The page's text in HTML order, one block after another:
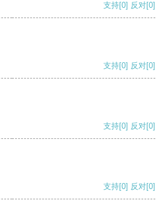
支持[0] 反对[0]
支持[0] 反对[0]
支持[0] 反对[0]
支持[0] 反对[0]